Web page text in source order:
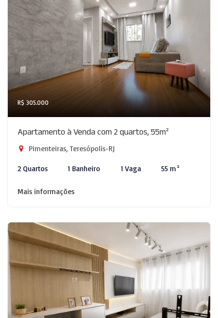
R$ 305.000
Apartamento à Venda com 2 quartos, 55m²
Pimenteiras, Teresópolis-RJ
2 Quartos 1 Banheiro 1 Vaga 55 m²
Mais informações